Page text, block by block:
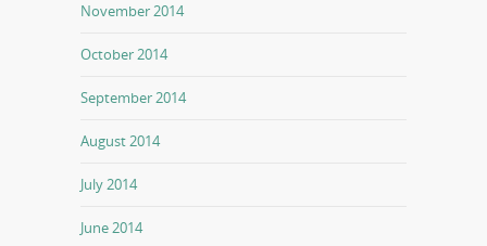
November 2014
October 2014
September 2014
August 2014
July 2014
June 2014